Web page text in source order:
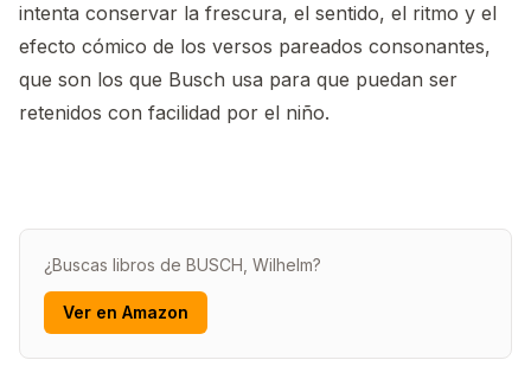
intenta conservar la frescura, el sentido, el ritmo y el
efecto cómico de los versos pareados consonantes,
que son los que Busch usa para que puedan ser
retenidos con facilidad por el niño.
¿Buscas libros de BUSCH, Wilhelm?
Ver en Amazon